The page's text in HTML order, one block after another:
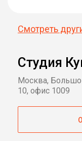
Смотреть
Студия
Москва,
10, офис 1009